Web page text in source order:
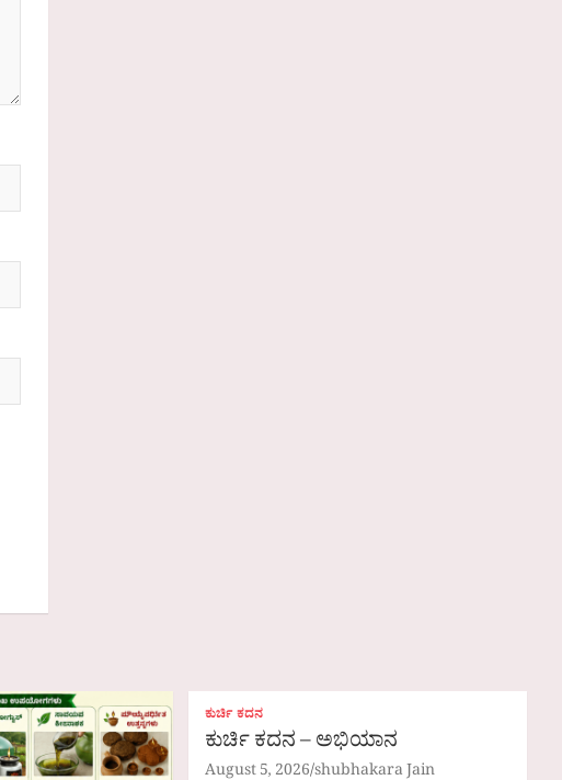
ಕುರ್ಚಿ ಕದನ
ಕುರ್ಚಿ ಕದನ – ಅಭಿಯಾನ
August 5, 2026shubhakara Jain